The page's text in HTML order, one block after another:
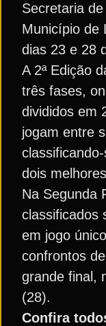
Secretaria
Município de
dias 23 e 28
A 2ª Edição
três fases,
divididos em
jogam entre
dois
Na Segunda
classificados
em jogo
confrontos
grande final,
(28).
Confira